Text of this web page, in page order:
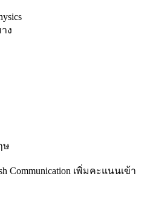
ง
ษ
Communication เพิ่มคะแนนเข้า